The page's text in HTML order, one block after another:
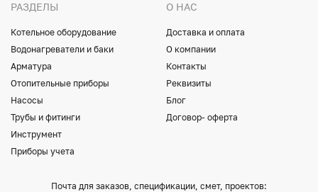
РАЗДЕЛЫ
Котельное оборудование
Водонагреватели и баки
Арматура
Отопительные приборы
Насосы
Трубы и фитинги
Инструмент
Приборы учета
О НАС
Доставка и оплата
О компании
Контакты
Реквизиты
Блог
Договор- оферта
Почта для заказов, спецификации, смет, проектов: